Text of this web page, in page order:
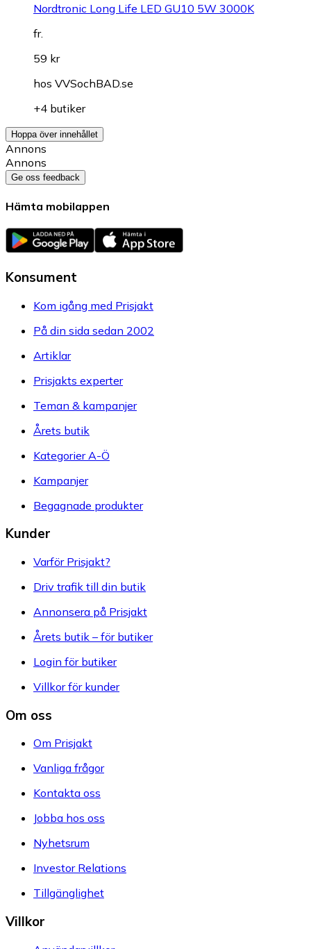
Nordtronic Long Life LED GU10 5W 3000K
fr.
59 kr
hos VVSochBAD.se
+4 butiker
Hoppa över innehållet
Annons
Annons
Ge oss feedback
Hämta mobilappen
Konsument
Kom igång med Prisjakt
På din sida sedan 2002
Artiklar
Prisjakts experter
Teman & kampanjer
Årets butik
Kategorier A-Ö
Kampanjer
Begagnade produkter
Kunder
Varför Prisjakt?
Driv trafik till din butik
Annonsera på Prisjakt
Årets butik – för butiker
Login för butiker
Villkor för kunder
Om oss
Om Prisjakt
Vanliga frågor
Kontakta oss
Jobba hos oss
Nyhetsrum
Investor Relations
Tillgänglighet
Villkor